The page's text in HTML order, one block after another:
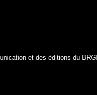
et des éditions du